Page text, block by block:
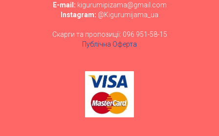
E-mail: kigurumipizama@gmail.com
Instagram: @Kigurumijama_ua
Скарги та пропозиції: 096 951-58-15
Публічна Оферта